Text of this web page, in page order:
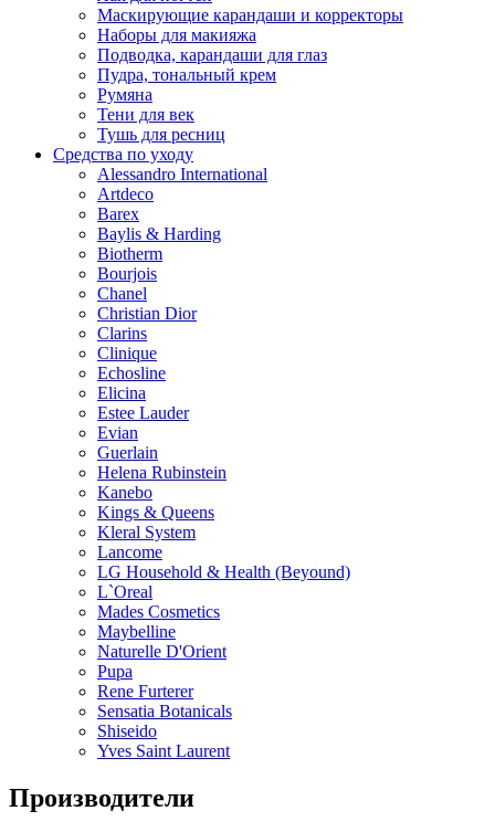
Маскирующие карандаши и корректоры
Наборы для макияжа
Подводка, карандаши для глаз
Пудра, тональный крем
Румяна
Тени для век
Тушь для ресниц
Средства по уходу
Alessandro International
Artdeco
Barex
Baylis & Harding
Biotherm
Bourjois
Chanel
Christian Dior
Clarins
Clinique
Echosline
Elicina
Estee Lauder
Evian
Guerlain
Helena Rubinstein
Kanebo
Kings & Queens
Kleral System
Lancome
LG Household & Health (Beyound)
L`Oreal
Mades Cosmetics
Maybelline
Naturelle D'Orient
Pupa
Rene Furterer
Sensatia Botanicals
Shiseido
Yves Saint Laurent
Производители